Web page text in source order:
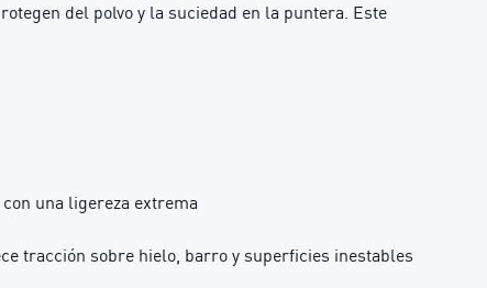
del polvo y la suciedad en la puntera. Este
una ligereza extrema
tracción sobre hielo, barro y superficies inestables